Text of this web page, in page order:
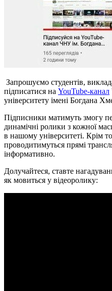
Запрошуємо студентів,
підписатися на YouTube-канал
університету імені Богдана
Підписники матимуть змогу
динамічні ролики з кожної
в нашому університеті. Крім
проводитимуться прямі
інформативно.
Долучайтеся, ставте
як мовиться у відеоролику: